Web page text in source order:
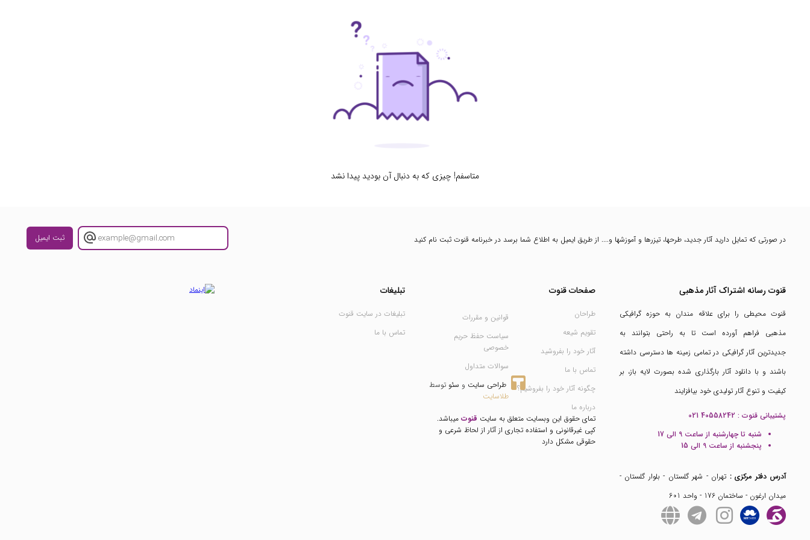
متاسفم! چیزی که به دنبال آن بودید پیدا نشد
در صورتی که تمایل دارید آثار جدید، طرحها، تیزرها و آموزشها و.... از طریق ایمیل به اطلاع شما برسد در خبرنامه قنوت ثبت نام کنید ثبت ایمیل
قنوت رسانه اشتراک آثار مذهبی
قنوت محیطی را برای علاقه مندان به حوزه گرافیکی
مذهبی فراهم آورده است تا به راحتی بتوانند به
جدیدترین آثار گرافیکی در تمامی زمینه ها دسترسی داشته
باشند و با دانلود آثار بارگذاری شده بصورت لایه باز، بر
کیفیت و تنوع آثار تولیدی خود بیافزایند
پشتیبانی قنوت : 021 40558242
شنبه تا چهارشنبه از ساعت 9 الی 17
پنجشنبه از ساعت 9 الی 15
آدرس دفتر مرکزی : تهران - شهر گلستان - بلوار گلستان -
میدان ارغون - ساختمان 176 - واحد 601
صفحات قنوت
طراحان
تقویم شیعه
آثار خود را بفروشید
تماس با ما
چگونه آثار خود را بفروشیم؟
درباره ما
قوانین و مقررات
سیاست حفظ حریم
خصوصی
سوالات متداول
طراحی سایت و سئو توسط
طلاسایت
تمای حقوق این وبسایت متعلق به سایت قنوت میباشد.
کپی غیرقانونی و استفاده تجاری از آثار از لحاظ شرعی و
حقوقی مشکل دارد
تبلیغات
تبلیغات در سایت قنوت
تماس با ما